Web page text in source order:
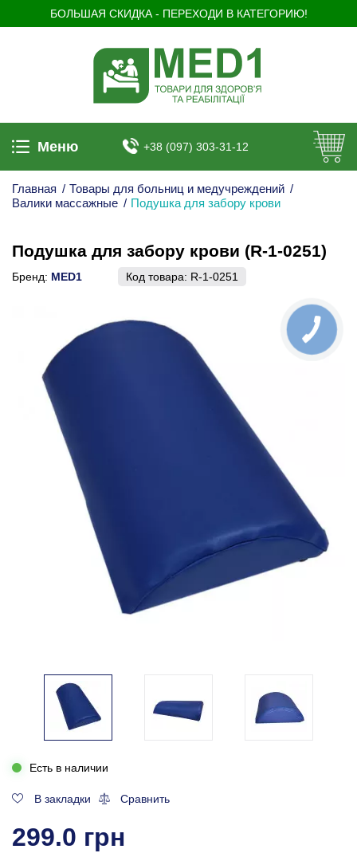
БОЛЬШАЯ СКИДКА - ПЕРЕХОДИ В КАТЕГОРИЮ!
Меню +38 (097) 303-31-12
Главная / Товары для больниц и медучреждений /
Валики массажные / Подушка для забору крови
Подушка для забору крови (R-1-0251)
Бренд: MED1 Код товара: R-1-0251
Есть в наличии
В закладки Сравнить
299.0 грн